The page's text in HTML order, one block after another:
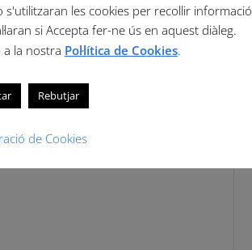
les cookies per recollir informació
si Accepta fer-ne ús en aquest diàleg.
la nostra Pol·lítica de Cookies.
Rebutjar
de Cookies